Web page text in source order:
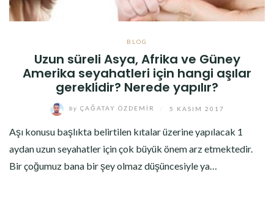
BLOG
Uzun süreli Asya, Afrika ve Güney
Amerika seyahatleri için hangi aşılar
gereklidir? Nerede yapılır?
by ÇAĞATAY ÖZDEMIR 5 KASIM 2017
Aşı konusu başlıkta belirtilen kıtalar üzerine yapılacak 1
aydan uzun seyahatler için çok büyük önem arz etmektedir.
Bir çoğumuz bana bir şey olmaz düşüncesiyle ya…